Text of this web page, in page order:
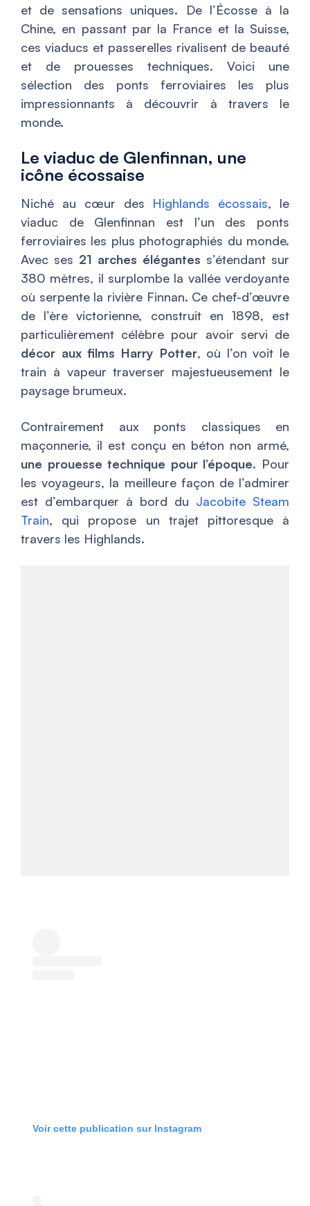
et de sensations uniques. De l’Écosse à la
Chine, en passant par la France et la Suisse,
ces viaducs et passerelles rivalisent de beauté
et de prouesses techniques. Voici une
sélection des ponts ferroviaires les plus
impressionnants à découvrir à travers le
monde.
Le viaduc de Glenfinnan, une
icône écossaise
Niché au cœur des Highlands écossais, le
viaduc de Glenfinnan est l’un des ponts
ferroviaires les plus photographiés du monde.
Avec ses 21 arches élégantes s’étendant sur
380 mètres, il surplombe la vallée verdoyante
où serpente la rivière Finnan. Ce chef-d’œuvre
de l’ère victorienne, construit en 1898, est
particulièrement célèbre pour avoir servi de
décor aux films Harry Potter, où l’on voit le
train à vapeur traverser majestueusement le
paysage brumeux.
Contrairement aux ponts classiques en
maçonnerie, il est conçu en béton non armé,
une prouesse technique pour l’époque. Pour
les voyageurs, la meilleure façon de l’admirer
est d’embarquer à bord du Jacobite Steam
Train, qui propose un trajet pittoresque à
travers les Highlands.
Voir cette publication sur Instagram